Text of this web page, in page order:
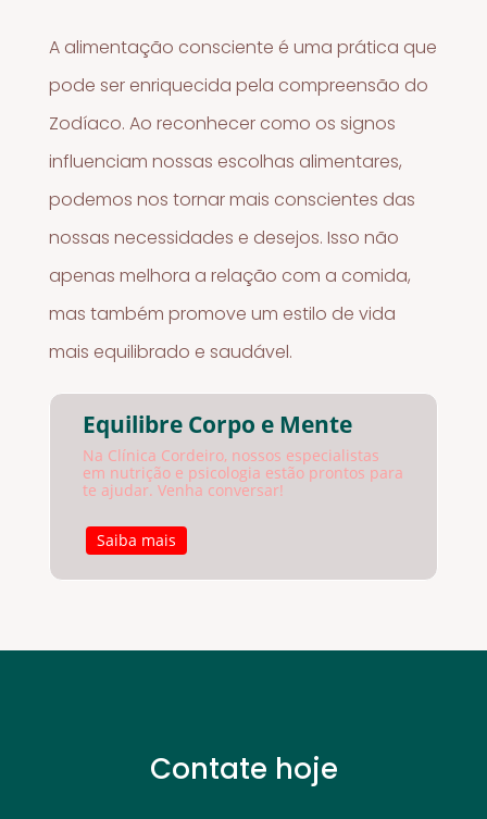
A alimentação consciente é uma prática que
pode ser enriquecida pela compreensão do
Zodíaco. Ao reconhecer como os signos
influenciam nossas escolhas alimentares,
podemos nos tornar mais conscientes das
nossas necessidades e desejos. Isso não
apenas melhora a relação com a comida,
mas também promove um estilo de vida
mais equilibrado e saudável.
Equilibre Corpo e Mente
Na Clínica Cordeiro, nossos especialistas
em nutrição e psicologia estão prontos para
te ajudar. Venha conversar!
Saiba mais
Contate hoje